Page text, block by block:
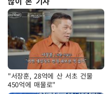
"서장훈, 28억에 산 서초 건물
450억에 매물로"